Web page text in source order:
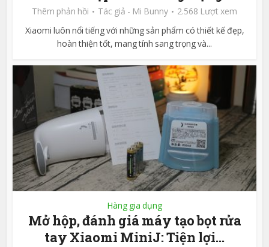
Thêm phản hồi Tác giả - Mi Bunny
2.568 Lượt xem
Xiaomi luôn nổi tiếng với những sản phẩm có thiết kế đẹp,
hoàn thiện tốt, mang tính sang trọng và...
Hàng gia dụng
Mở hộp, đánh giá máy tạo bọt rửa
tay Xiaomi MiniJ: Tiện lợi...